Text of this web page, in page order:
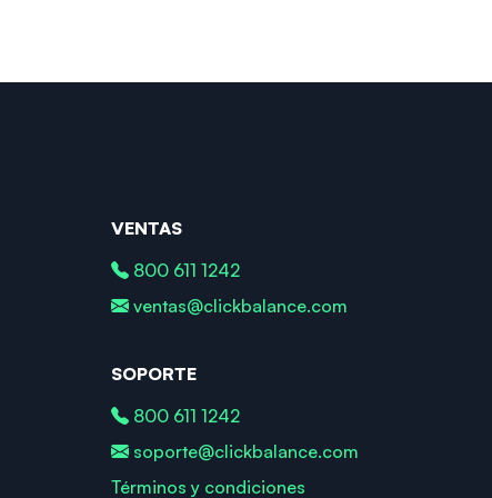
VENTAS
800 611 1242
ventas@clickbalance.com
SOPORTE
800 611 1242
soporte@clickbalance.com
Términos y condiciones